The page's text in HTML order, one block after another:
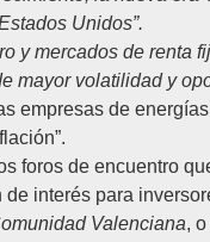
Unidos”.
y mercados de renta
mayor volatilidad y
de
foros de encuentro
interés para
Valenciana,